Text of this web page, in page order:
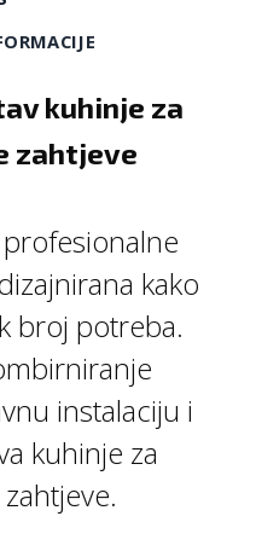
kuhinje za
zahtjeve
kako
broj potreba.
instalaciju i
kuhinje za